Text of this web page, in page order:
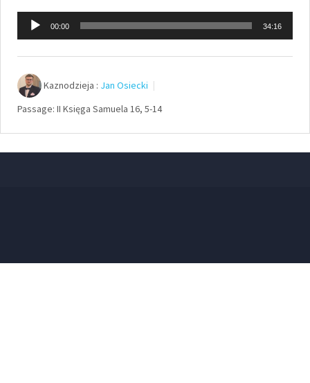
Odtwarzacz
plików
dźwiękowych
00:00 34:16
Kaznodzieja : Jan Osiecki
Passage: II Księga Samuela 16, 5-14